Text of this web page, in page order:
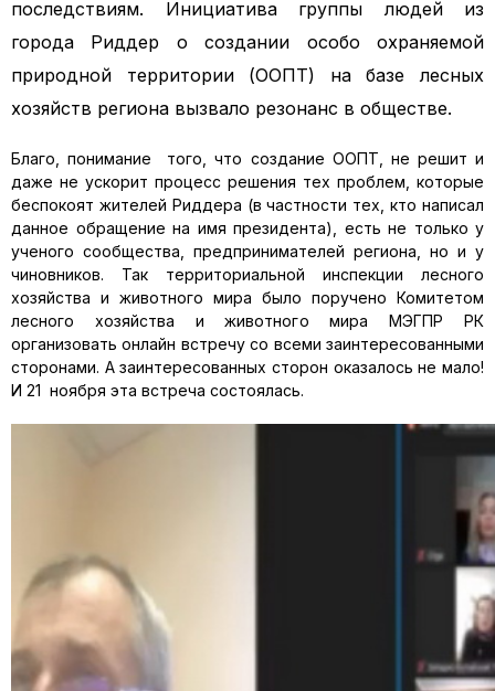
последствиям. Инициатива группы людей из
города Риддер о создании особо охраняемой
природной территории (ООПТ) на базе лесных
хозяйств региона вызвало резонанс в обществе.
Благо, понимание того, что создание ООПТ, не решит и
даже не ускорит процесс решения тех проблем, которые
беспокоят жителей Риддера (в частности тех, кто написал
данное обращение на имя президента), есть не только у
ученого сообщества, предпринимателей региона, но и у
чиновников. Так территориальной инспекции лесного
хозяйства и животного мира было поручено Комитетом
лесного хозяйства и животного мира МЭГПР РК
организовать онлайн встречу со всеми заинтересованными
сторонами. А заинтересованных сторон оказалось не мало!
И 21 ноября эта встреча состоялась.